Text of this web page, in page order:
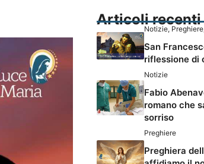
Articoli recenti
Notizie, Preghiere
San
riflessione di
Notizie
Fabio
romano che
sorriso
Preghiere
Preghiera